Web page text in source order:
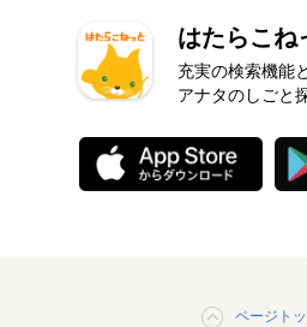
はたらこね
充実の検索機能
アナタのしごと
ページト